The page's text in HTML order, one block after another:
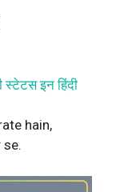
इन हिंदी
hain,
se.